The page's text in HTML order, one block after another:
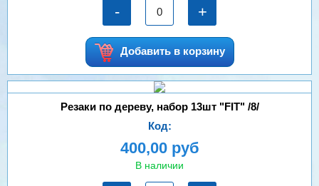
- +
Добавить в корзину
Резаки по дереву, набор 13шт "FIT" /8/
Код:
400,00 руб
В наличии